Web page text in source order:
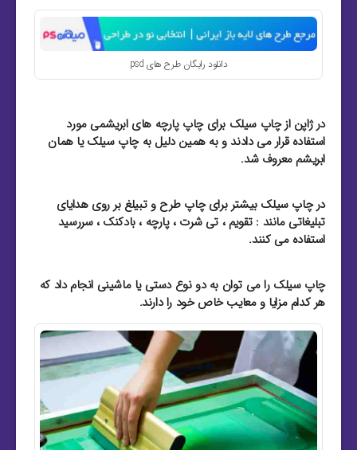
دانلود رایگان طرح های psd
در ژاپن از چاپ سیلک برای چاپ پارچه های ابریشمی مورد
استفاده قرار می دادند و به همین دلیل به چاپ سیلک یا همان
ابریشم معروف شد.
در چاپ سیلک بیشتر برای چاپ طرح و تبیلغ بر روی هدایای
تبلیغاتی مانند : تقویم ، تی شرت ، پارچه ، بادکنک ، سررسید
استفاده می کنند.
چاپ سیلک را می توان به دو نوع دستی یا ماشینی انجام داد که
هر کدام مزایا و معایب خاص خود را دارند.